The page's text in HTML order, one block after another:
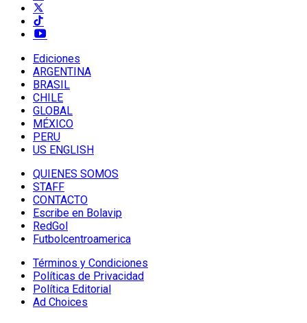
Ediciones
ARGENTINA
BRASIL
CHILE
GLOBAL
MÉXICO
PERU
US ENGLISH
QUIENES SOMOS
STAFF
CONTACTO
Escribe en Bolavip
RedGol
Futbolcentroamerica
Términos y Condiciones
Políticas de Privacidad
Política Editorial
Ad Choices